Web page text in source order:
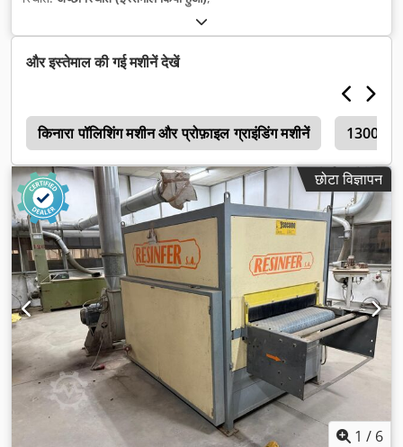
और इस्तेमाल की गई मशीनें देखें
किनारा पॉलिशिंग मशीन और प्रोफ़ाइल ग्राइंडिंग मशीनें 1300-
छोटा विज्ञापन
1 / 6